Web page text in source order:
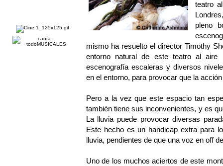
teatro
pleno
mismo ha resuelto el director Timothy
entorno natural de este teatro al
escenografía escaleras y diversos
en el entorno, para provocar que la
Pero a la vez que este espacio tan
también tiene sus inconvenientes, y es
La lluvia puede provocar diversas
Este hecho es un handicap extra para
lluvia, pendientes de que una voz en off
Uno de los muchos aciertos de este